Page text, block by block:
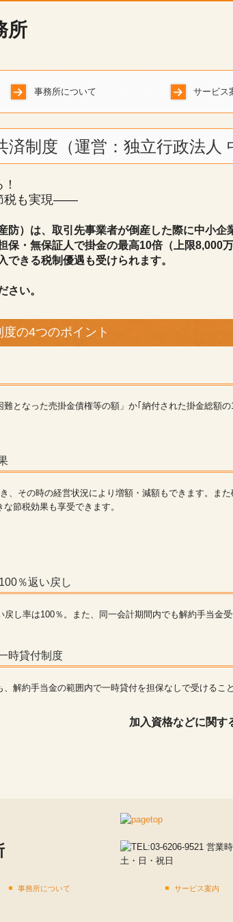
事務所について
当事務所の特徴
アクセス
サービス
経営でお
起業をお
あんしん
済制度（運営：独立行政法人
税も実現――
防）は、取引先事業者が倒産した際に中小企
保・無保証人で掛金の最高10倍（上限8,000
きる税制優遇も受けられます。
さい。
の4つのポイント
となった売掛金債権等の額」か｢納付された掛金総額
、その時の経営状況により増額・減額もできます。ま
節税効果も享受できます。
％返い戻し
し率は100％。また、同一会計期間内でも解約手当金
時貸付制度
解約手当金の範囲内で一時貸付を担保なしで受けるこ
加入資格などに関す
事務所について サービス案内